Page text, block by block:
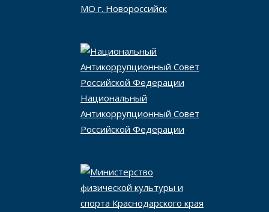
МО г. Новороссийск
Национальный
Антикоррупционный Совет
Российской Федерации